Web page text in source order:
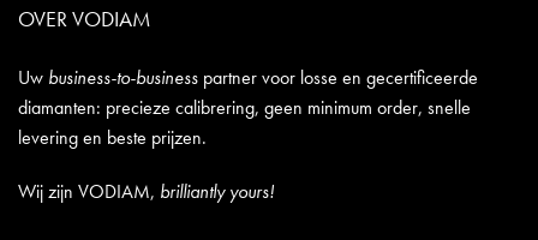
OVER VODIAM
Uw business-to-business partner voor losse en gecertificeerde
diamanten: precieze calibrering, geen minimum order, snelle
levering en beste prijzen.
Wij zijn VODIAM, brilliantly yours!